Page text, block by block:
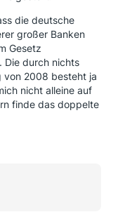
die deutsche
großer Banken
Gesetz
Die durch nichts
von 2008 besteht ja
nicht alleine auf
finde das doppelte